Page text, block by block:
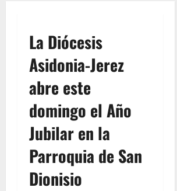
La Diócesis
Asidonia-Jerez
abre este
domingo el Año
Jubilar en la
Parroquia de San
Dionisio